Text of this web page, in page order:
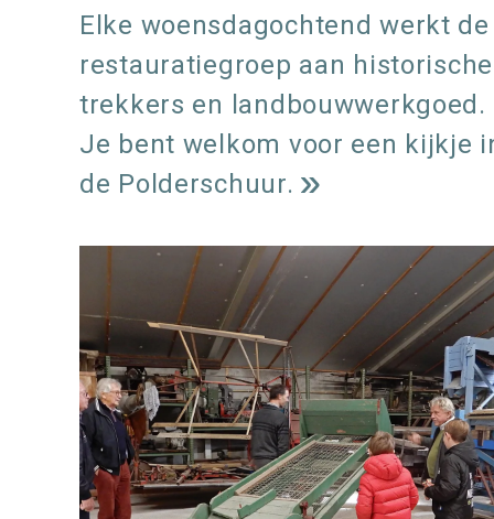
Elke woensdagochtend werkt de
restauratiegroep aan historische
trekkers en landbouwwerkgoed.
Je bent welkom voor een kijkje
de Polderschuur.
e
e
s
m
e
e
rover
De